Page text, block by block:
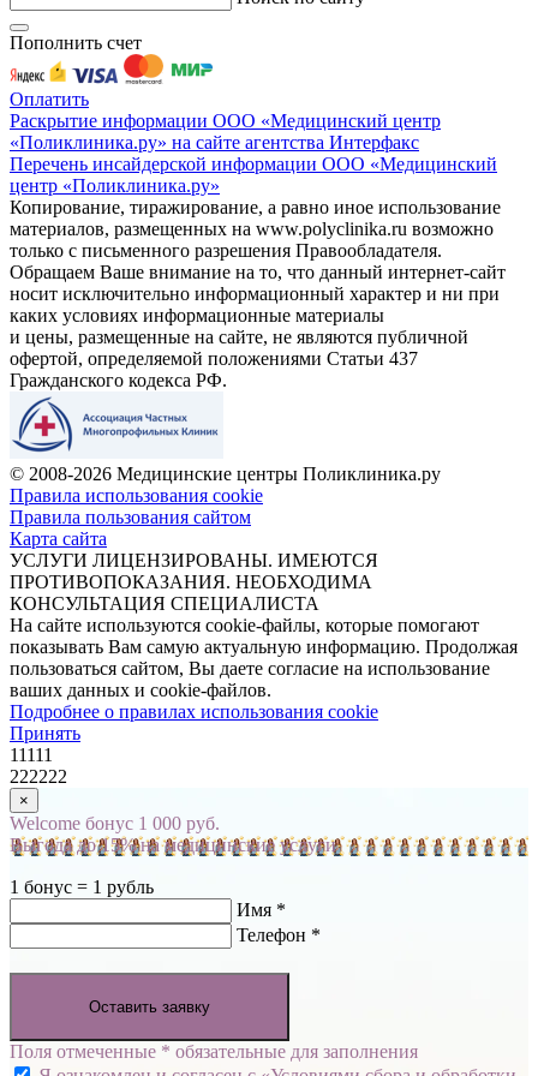
Пополнить счет
Оплатить
Раскрытие информации ООО «Медицинский центр
«Поликлиника.ру» на сайте агентства Интерфакс
Перечень инсайдерской информации ООО «Медицинский
центр «Поликлиника.ру»
Копирование, тиражирование, а равно иное использование
материалов, размещенных на www.polyclinika.ru возможно
только с письменного разрешения Правообладателя.
Обращаем Ваше внимание на то, что данный интернет-сайт
носит исключительно информационный характер и ни при
каких условиях информационные материалы
и цены, размещенные на сайте, не являются публичной
офертой, определяемой положениями Статьи 437
Гражданского кодекса РФ.
© 2008-2026 Медицинские центры Поликлиника.ру
Правила использования cookie
Правила пользования сайтом
Карта сайта
УСЛУГИ ЛИЦЕНЗИРОВАНЫ. ИМЕЮТСЯ
ПРОТИВОПОКАЗАНИЯ. НЕОБХОДИМА
КОНСУЛЬТАЦИЯ СПЕЦИАЛИСТА
На сайте используются cookie-файлы, которые помогают
показывать Вам самую актуальную информацию. Продолжая
пользоваться сайтом, Вы даете согласие на использование
ваших данных и cookie-файлов.
Подробнее о правилах использования cookie
Принять
11111
222222
×
Welcome бонус 1 000 руб.
Выгода до 15% на медицинские услуги
1 бонус = 1 рубль
Имя *
Телефон *
Оставить заявку
Поля отмеченные * обязательные для заполнения